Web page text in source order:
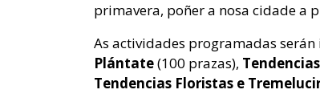
primavera, poñer a nosa cidade a
As actividades programadas
Plántate(100 prazas),
Tendencias Floristas e